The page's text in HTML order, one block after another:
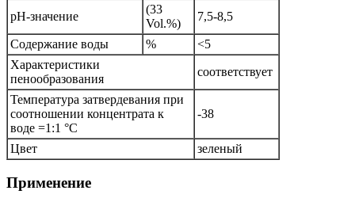
pH-значение
(33
Vol.%)
7,5-8,5
Содержание воды %
<5
Характеристики
пенообразования
соответствует
Температура затвердевания при
соотношении концентрата к
воде =1:1 °C
-38
Цвет зеленый
Применение